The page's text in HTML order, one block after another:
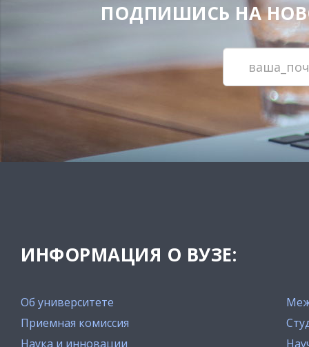
ПОДПИШИСЬ НА
ИНФОРМАЦИЯ О ВУЗЕ:
Об университете
Приемная комиссия
Наука и инновации